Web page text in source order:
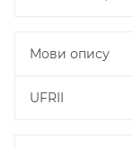
Мови опису
UFRII